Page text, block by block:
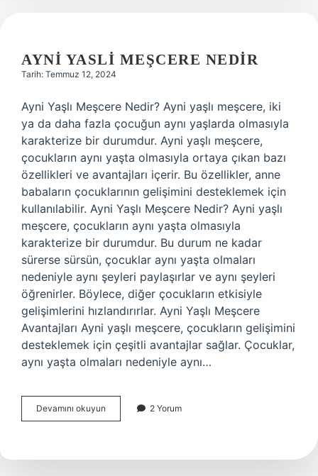
AYNI YASLI MEŞCERE NEDIR
Tarih: Temmuz 12, 2024
Ayni Yaşlı Meşcere Nedir? Ayni yaşlı meşcere, iki
ya da daha fazla çocuğun aynı yaşlarda olmasıyla
karakterize bir durumdur. Ayni yaşlı meşcere,
çocukların aynı yaşta olmasıyla ortaya çıkan bazı
özellikleri ve avantajları içerir. Bu özellikler, anne
babaların çocuklarının gelişimini desteklemek için
kullanılabilir. Ayni Yaşlı Meşcere Nedir? Ayni yaşlı
meşcere, çocukların aynı yaşta olmasıyla
karakterize bir durumdur. Bu durum ne kadar
sürerse sürsün, çocuklar aynı yaşta olmaları
nedeniyle aynı şeyleri paylaşırlar ve aynı şeyleri
öğrenirler. Böylece, diğer çocukların etkisiyle
gelişimlerini hızlandırırlar. Ayni Yaşlı Meşcere
Avantajları Ayni yaşlı meşcere, çocukların gelişimini
desteklemek için çeşitli avantajlar sağlar. Çocuklar,
aynı yaşta olmaları nedeniyle aynı…
Devamını okuyun
yasli
2 Yorum